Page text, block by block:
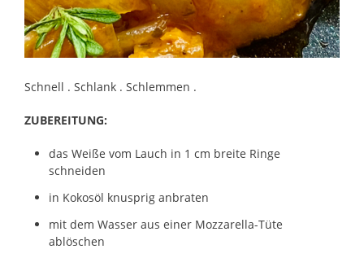
Schnell . Schlank . Schlemmen .
ZUBEREITUNG:
das Weiße vom Lauch in 1 cm breite Ringe
schneiden
in Kokosöl knusprig anbraten
mit dem Wasser aus einer Mozzarella-Tüte
ablöschen